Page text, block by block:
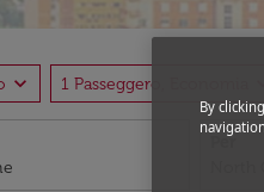
expand_more 1 Passeggero, Economia
Per
By